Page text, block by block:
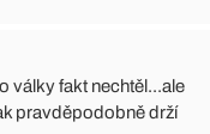
války fakt nechtěl...ale
pravděpodobně drží